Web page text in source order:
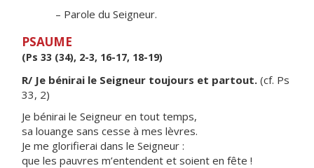
– Parole du Seigneur.
PSAUME
(Ps 33 (34), 2-3, 16-17, 18-19)
R/ Je bénirai le Seigneur toujours et partout. (cf. Ps
33, 2)
Je bénirai le Seigneur en tout temps,
sa louange sans cesse à mes lèvres.
Je me glorifierai dans le Seigneur :
que les pauvres m’entendent et soient en fête !